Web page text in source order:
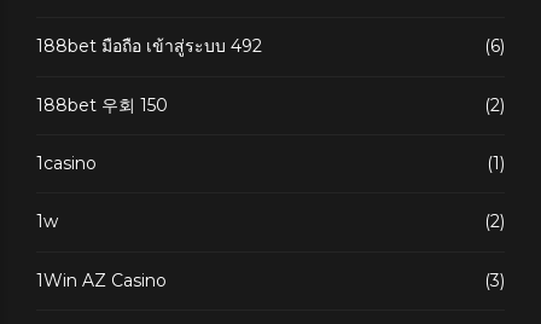
188bet มือถือ เข้าสู่ระบบ 492 (6)
188bet 우회 150 (2)
1casino (1)
1w (2)
1Win AZ Casino (3)